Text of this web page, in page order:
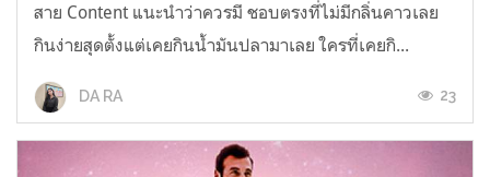
สาย Content แนะนำว่าควรมี ชอบตรงที่ไม่มีกลิ่นคาวเลย
กินง่ายสุดตั้งแต่เคยกินน้ำมันปลามาเลย ใครที่เคยกิ...
DA RA 23